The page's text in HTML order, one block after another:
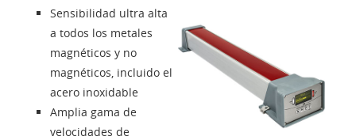
Presentación
Contactos
Solution Designer
Sensibilidad ultra alta
a todos los metales
magnéticos y no
magnéticos, incluido el
acero inoxidable
Amplia gama de
velocidades de